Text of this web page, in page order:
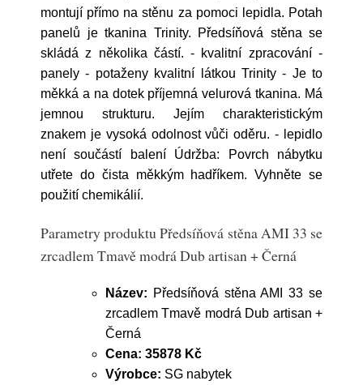
montují přímo na stěnu za pomoci lepidla. Potah
panelů je tkanina Trinity. Předsíňová stěna se
skládá z několika částí. - kvalitní zpracování -
panely - potaženy kvalitní látkou Trinity - Je to
měkká a na dotek příjemná velurová tkanina. Má
jemnou strukturu. Jejím charakteristickým
znakem je vysoká odolnost vůči oděru. - lepidlo
není součástí balení Údržba: Povrch nábytku
utřete do čista měkkým hadříkem. Vyhněte se
použití chemikálií.
Parametry produktu Předsíňová stěna AMI 33 se
zrcadlem Tmavě modrá Dub artisan + Černá
Název: Předsíňová stěna AMI 33 se
zrcadlem Tmavě modrá Dub artisan +
Černá
Cena: 35878 Kč
Výrobce: SG nabytek